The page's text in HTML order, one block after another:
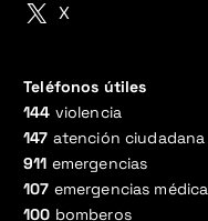
X
Teléfonos útiles
144 violencia
147 atención ciudadana
911 emergencias
107 emergencias
100 bomberos